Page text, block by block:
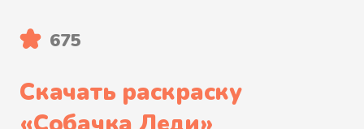
675
Скачать раскраску